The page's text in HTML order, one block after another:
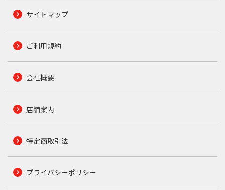
サイトマップ
ご利用規約
会社概要
店舗案内
特定商取引法
プライバシーポリシー